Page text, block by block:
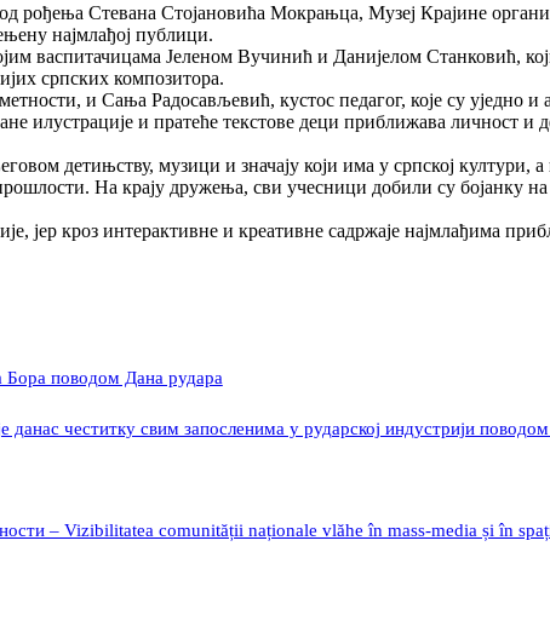
Стевана Стојановића Мокрањца, Музеј Крајине
најмлађој публици.
васпитачицама Јеленом Вучинић и Данијелом Станковић,
српских композитора.
и Сања Радосављевић, кустос педагог, које су уједно и
илустрације и пратеће текстове деци приближава личност
детињству, музици и значају који има у српској култури, а
На крају дружења, сви учесници добили су бојанку
јер кроз интерактивне и креативне садржаје најмлађима
Бора поводом Дана рудара
честитку свим запосленима у рударској индустрији
– Vizibilitatea comunității naționale vlăhe în mass-media și în